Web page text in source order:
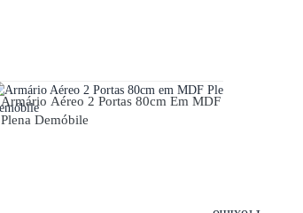
Armário Aéreo 2 Portas 80cm Em MDF
Plena Demóbile